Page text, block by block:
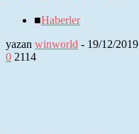
■Haberler
yazan winworld - 19/12/2019
0 2114